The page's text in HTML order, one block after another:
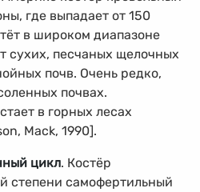
где выпадает от 150
в широком диапазоне
сухих, песчаных щелочных
почв. Очень редко,
почвах.
в горных лесах
Mack, 1990].
цикл. Костёр
степени самофертильный